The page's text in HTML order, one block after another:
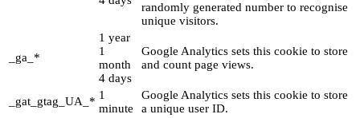
randomly generated number to recognise
unique visitors.
_ga_*
1 year
1
month
4 days
Google Analytics sets this cookie to store
and count page views.
_gat_gtag_UA_* 1
minute
Google Analytics sets this cookie to store
a unique user ID.